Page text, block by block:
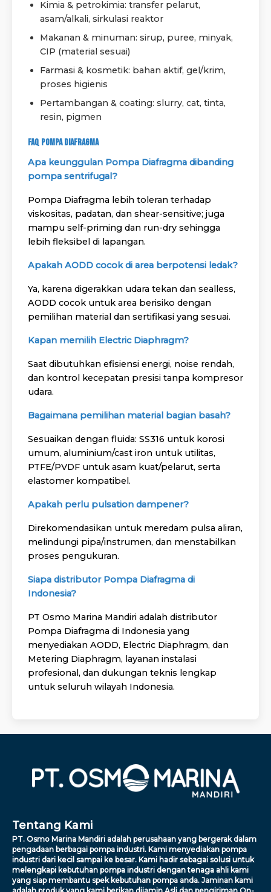
Kimia & petrokimia: transfer pelarut,
asam/alkali, sirkulasi reaktor
Makanan & minuman: sirup, puree, minyak,
CIP (material sesuai)
Farmasi & kosmetik: bahan aktif, gel/krim,
proses higienis
Pertambangan & coating: slurry, cat, tinta,
resin, pigmen
FAQ Pompa Diafragma
Apa keunggulan Pompa Diafragma dibanding
pompa sentrifugal?
Pompa Diafragma lebih toleran terhadap
viskositas, padatan, dan shear-sensitive; juga
mampu self-priming dan run-dry sehingga
lebih fleksibel di lapangan.
Apakah AODD cocok di area berpotensi ledak?
Ya, karena digerakkan udara tekan dan sealless,
AODD cocok untuk area berisiko dengan
pemilihan material dan sertifikasi yang sesuai.
Kapan memilih Electric Diaphragm?
Saat dibutuhkan efisiensi energi, noise rendah,
dan kontrol kecepatan presisi tanpa kompresor
udara.
Bagaimana pemilihan material bagian basah?
Sesuaikan dengan fluida: SS316 untuk korosi
umum, aluminium/cast iron untuk utilitas,
PTFE/PVDF untuk asam kuat/pelarut, serta
elastomer kompatibel.
Apakah perlu pulsation dampener?
Direkomendasikan untuk meredam pulsa aliran,
melindungi pipa/instrumen, dan menstabilkan
proses pengukuran.
Siapa distributor Pompa Diafragma di
Indonesia?
PT Osmo Marina Mandiri adalah distributor
Pompa Diafragma di Indonesia yang
menyediakan AODD, Electric Diaphragm, dan
Metering Diaphragm, layanan instalasi
profesional, dan dukungan teknis lengkap
untuk seluruh wilayah Indonesia.
Tentang Kami
PT. Osmo Marina Mandiri adalah perusahaan yang bergerak dalam
pengadaan berbagai pompa industri. Kami menyediakan pompa
industri dari kecil sampai ke besar. Kami hadir sebagai solusi untuk
melengkapi kebutuhan pompa industri dengan tenaga ahli kami
yang siap membantu spek kebutuhan pompa anda. Jaminan kami